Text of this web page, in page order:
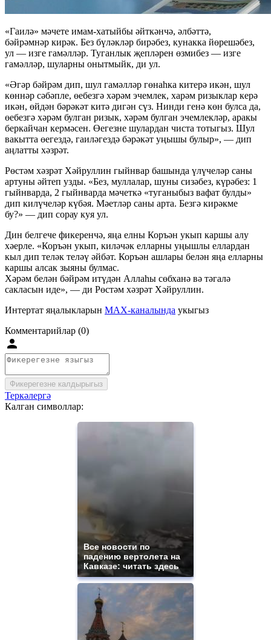
«Гаилә» мәчете имам-хатыйбы әйткәнчә, әлбәттә,
бәйрәмнәр кирәк. Без бүләкләр бирәбез, кунакка йөрешәбез,
ул — изге гамәлләр. Туганлык җепләрен өзмибез — изге
гамәлләр, шуларны онытмыйк, ди ул.
«Әгәр бәйрәм дип, шул гамәлләр гөнаһка китерә икән, шул
көннәр сәбәпле, өебезгә хәрәм эчемлек, харәм ризыклар керә
икән, өйдән бәрәкәт китә дигән сүз. Нинди генә көн булса да,
өебезгә хәрәм булган ризык, хәрәм булган эчемлекләр, аракы
беркайчан кермәсен. Өегезне шулардан чиста тотыгыз. Шул
вакытта өегездә, гаиләгездә бәрәкәт уңышы булыр», — дип
аңлатты хәзрәт.
Рөстәм хәзрәт Хәйруллин гыйнвар башында үлүчеләр саны
артуны әйтеп узды. «Без, муллалар, шуны сизәбез, күрәбез: 1
гыйнварда, 2 гыйнварда мәчеткә «туганыбыз вафат булды»
дип килүчеләр күбәя. Мәетләр саны арта. Безгә кирәкме
бу?» — дип сорау куя ул.
Дин белгече фикеренчә, яңа елны Коръән укып каршы алу
хәерле. «Коръән укып, киләчәк елларны уңышлы еллардан
кыл дип теләк теләү әйбәт. Коръән ашлары белән яңа елларны
каршы алсак зыяны булмас.
Хәрәм белән бәйрәм итүдән Аллаһы сөбханә вә тәгалә
сакласын иде», — ди Рөстәм хәзрәт Хәйруллин.
Интертат яңалыкларын MAX-каналында укыгыз
Комментарийлар (0)
Фикерегезне калдырыгыз
Теркәлергә
Калган символлар:
Все новости по
падению вертолета на
Кавказе: читать здесь